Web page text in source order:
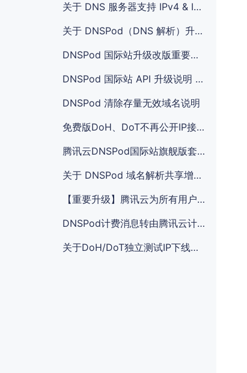
关于 DNS 服务器支持 IPv4 & IPv6 双栈的通知
关于 DNSPod（DNS 解析）升级解析线路的通知
DNSPod 国际站升级改版重要通知 DNSPod Global Upgrade Notification
DNSPod 国际站 API 升级说明 DNSPod Global API Upgrade Instructions
DNSPod 清除存量无效域名说明
免费版DoH、DoT不再公开IP接入的公告
腾讯云DNSPod国际站旗舰版套餐价格调整通知
关于 DNSPod 域名解析共享增加强制 MFA 校验的通知
【重要升级】腾讯云为所有用户开启登录保护MFA多因素认证通知
DNSPod计费消息转由腾讯云计费侧统一发送
关于DoH/DoT独立测试IP下线的公告